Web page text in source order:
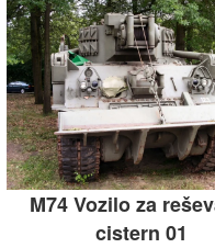
M74 Vozilo za
cistern 01